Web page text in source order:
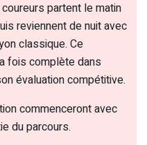
partent le matin
reviennent de nuit avec
classique. Ce
fois complète dans
évaluation compétitive.
commenceront avec
du parcours.